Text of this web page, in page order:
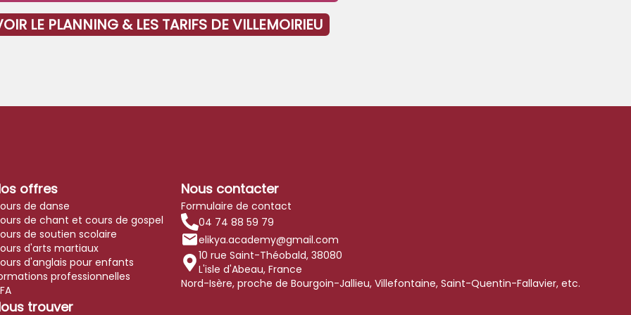
LE PLANNING & LES TARIFS DE VILLEMOIRIEU
offres
de danse
de chant et cours de gospel
de soutien scolaire
d'arts martiaux
d'anglais pour enfants
professionnelles
Nous contacter
Formulaire de contact
04 74 88 59 79
elikya.academy@gmail.com
10 rue Saint-Théobald, 38080
L'isle d'Abeau, France
Nord-Isère, proche de Bourgoin-Jallieu, Villefontaine, Saint-Quentin-Fallavier, etc.
trouver